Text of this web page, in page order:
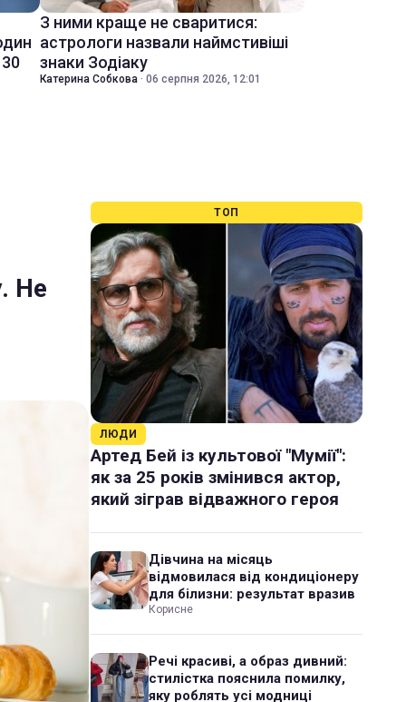
30
З ними краще не сваритися:
астрологи назвали наймстивіші
знаки Зодіаку
Катерина Собкова · 06 серпня 2026, 12:01
Не
ТОП
ЛЮДИ
Артед Бей із культової "Мумії":
як за 25 років змінився актор,
який зіграв відважного героя
Дівчина на місяць
відмовилася від кондиціонеру
для білизни: результат вразив
Корисне
Речі красиві, а образ дивний:
стилістка пояснила помилку,
яку роблять усі модниці